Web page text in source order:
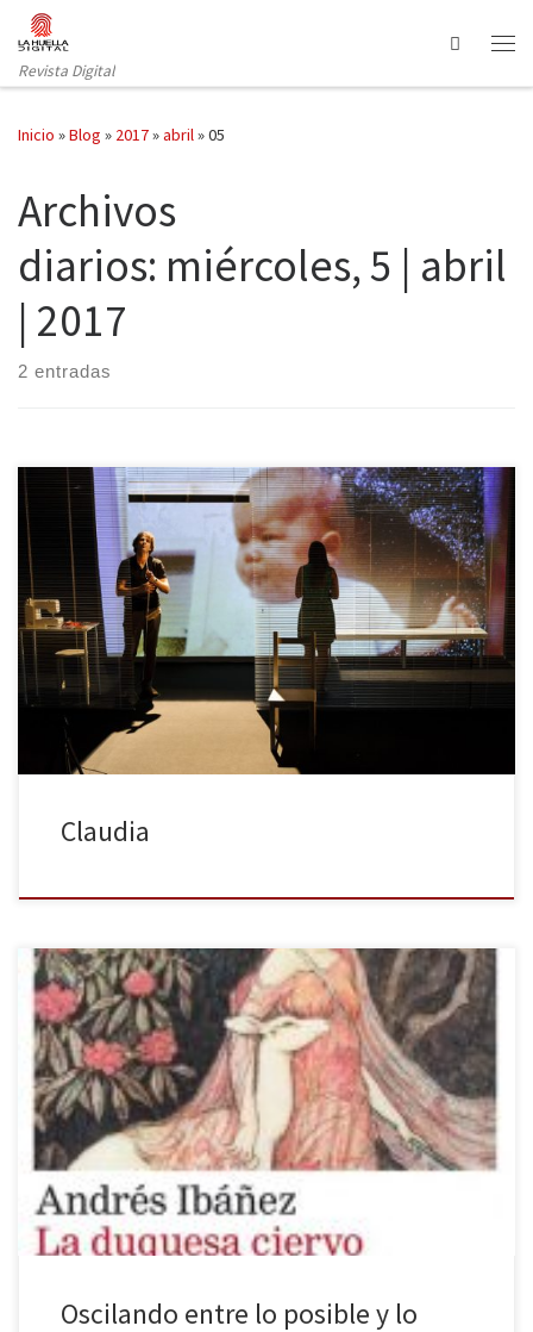
Saltar al contenido
Revista Digital
Search
Inicio »Blog » 2017»abril»05
Archivos
diarios: miércoles, 5 | abril
| 2017
2 entradas
Muy a menudo descubrimos que la realidad supera la ficción. O,
dicho de otro modo, la realidad encierra historias tan potentes
que no es necesario inventar nada para dejarnos boquiabiertos y
clavados en la butaca del teatro de pura emoción. Eso es lo que
comprobamos, de la mano de La […]
Claudia
Galaxia Gutenberg publica la última novela de Andrés Ibáñez, en
la cual, se narra un mundo de fantasía donde la magia, la guerra y
la fe son los pilares sobre los que se sustenta el mundo. La
duquesa ciervo cuenta la historia de vidas que oscilan entre lo
posible y lo imposible. […]
Oscilando entre lo posible y lo